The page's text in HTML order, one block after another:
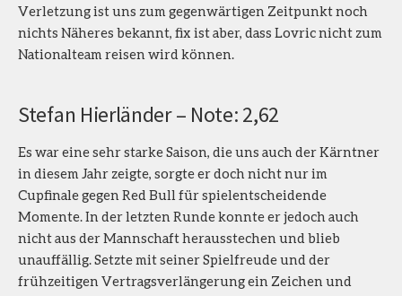
Verletzung ist uns zum gegenwärtigen Zeitpunkt noch
nichts Näheres bekannt, fix ist aber, dass Lovric nicht zum
Nationalteam reisen wird können.
Stefan Hierländer – Note: 2,62
Es war eine sehr starke Saison, die uns auch der Kärntner
in diesem Jahr zeigte, sorgte er doch nicht nur im
Cupfinale gegen Red Bull für spielentscheidende
Momente. In der letzten Runde konnte er jedoch auch
nicht aus der Mannschaft herausstechen und blieb
unauffällig. Setzte mit seiner Spielfreude und der
frühzeitigen Vertragsverlängerung ein Zeichen und